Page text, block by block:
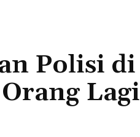
Polisi di
Lagi